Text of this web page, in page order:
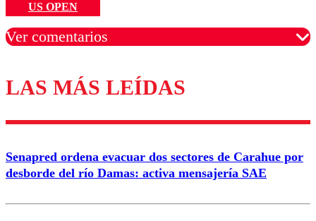
US OPEN
Ver comentarios
Los comentarios son moderados para garantizar un
diálogo respetuoso.
Nombre
Correo
LAS MÁS LEÍDAS
Senapred ordena evacuar dos sectores de Carahue por
desborde del río Damas: activa mensajería SAE